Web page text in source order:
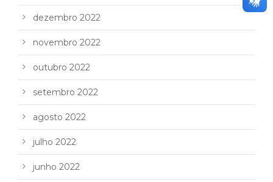
dezembro 2022
novembro 2022
outubro 2022
setembro 2022
agosto 2022
julho 2022
junho 2022